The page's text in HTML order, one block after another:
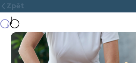
Zpět